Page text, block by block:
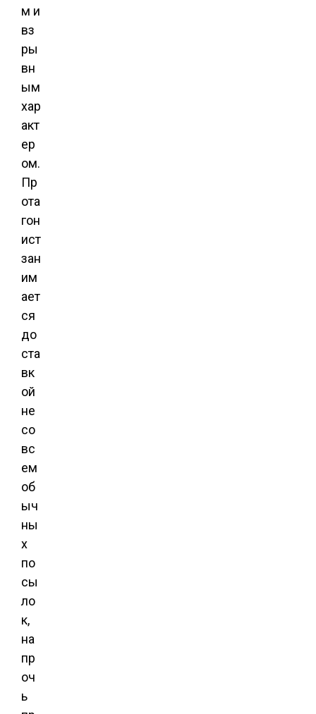
м и
вз
ры
вн
ым
хар
акт
ер
ом.
Пр
ота
гон
ист
зан
им
ает
ся
до
ста
вк
ой
не
со
вс
ем
об
ыч
ны
х
по
сы
ло
к,
на
пр
оч
ь